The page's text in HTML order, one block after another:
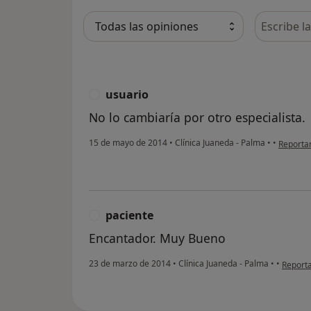
Busca en
usuario
No lo cambiaría por otro especialista.
15 de mayo de 2014 • Clínica Juaneda - Palma • • en
paciente
Encantador. Muy Bueno
23 de marzo de 2014 • Clínica Juaneda - Palma • • en